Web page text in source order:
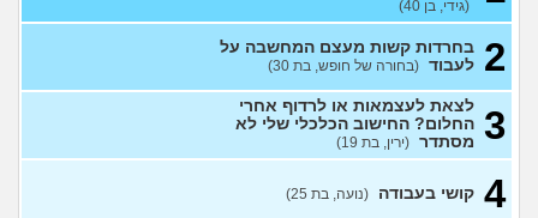
תורים בבלינסון. כדאי?
23)
מכינה טכנולוגית להנדסאים
(מילואים, בן 27)
עבודה בתור מוקדנית לזימון
תורים בבלינסון, כדאי? (דוי, בת
בת 26 מרגישה אבודה
26)
(גידי, בן 40)
2 בחרדות קשות מעצם המחשבה על
לעבוד (בחורה של חופש, בת 30)
3 לצאת לעצמאות או לרדוף אחרי
החלום? החישוב הכלכלי שלי לא
מסתדר (ירין, בת 19)
4 קושי בעבודה (נועה, בת 25)